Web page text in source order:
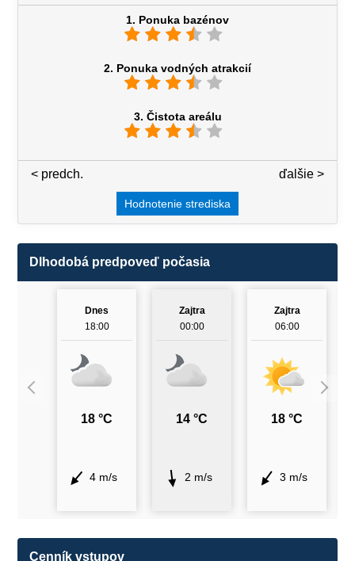
1. Ponuka bazénov
2. Ponuka vodných atrakcií
3. Čistota areálu
ďalšie >
< predch.
Hodnotenie strediska
Dlhodobá predpoveď počasia
Dnes
18:00
18 °C
4 m/s
Zajtra
00:00
14 °C
2 m/s
Zajtra
06:00
18 °C
3 m/s
Cenník vstupov